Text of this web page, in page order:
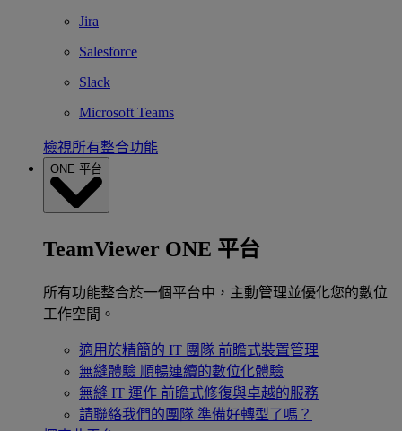
Jira
Salesforce
Slack
Microsoft Teams
檢視所有整合功能
ONE 平台
TeamViewer ONE 平台
所有功能整合於一個平台中，主動管理並優化您的數位
工作空間。
適用於精簡的 IT 團隊 前瞻式裝置管理
無縫體驗 順暢連續的數位化體驗
無縫 IT 運作 前瞻式修復與卓越的服務
請聯絡我們的團隊 準備好轉型了嗎？